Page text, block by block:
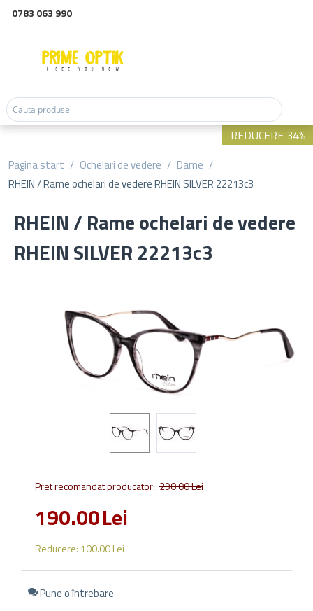
0783 063 990
Pagina start / Ochelari de vedere / Dame /
RHEIN / Rame ochelari de vedere RHEIN SILVER 22213c3
RHEIN / Rame ochelari de vedere
RHEIN SILVER 22213c3
Pret recomandat producator::290.00Lei
190.00Lei
Reducere: 100.00Lei
REDUCERE 34%
Pune o întrebare